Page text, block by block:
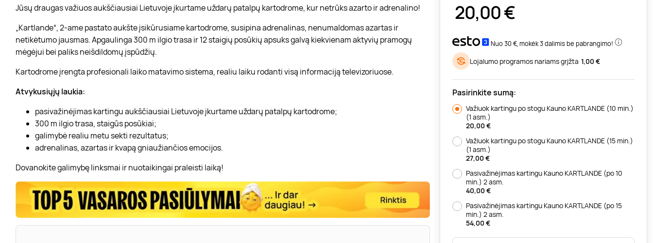
20,00€
Nuo 30 €, mokėk 3 dalimis be pabrangimo!
Lojalumo programos nariams grįžta 1,00 €
Pasirinkite sumą:
Važiuok kartingu po stogu Kauno KARTLANDE (10 min.)
(1 asm.)
20,00 €
Važiuok kartingu po stogu Kauno KARTLANDE (15 min.)
(1 asm.)
27,00 €
Pasivažinėjimas kartingu Kauno KARTLANDE (po 10
min.) 2 asm.
40,00 €
Pasivažinėjimas kartingu Kauno KARTLANDE (po 15
min.) 2 asm.
54,00 €
Jūsų draugas važiuos aukščiausiai Lietuvoje įkurtame uždarų patalpų kartodrome, kur netrūks azarto ir adrenalino!
„Kartlande“, 2-ame pastato aukšte įsikūrusiame kartodrome, susipina adrenalinas, nenumaldomas azartas ir
netikėtumo jausmas. Apgaulinga 300 m ilgio trasa ir 12 staigių posūkių apsuks galvą kiekvienam aktyvių pramogų
mėgėjui bei paliks neišdildomų įspūdžių.
Kartodrome įrengta profesionali laiko matavimo sistema, realiu laiku rodanti visą informaciją televizoriuose.
Atvykusiųjų laukia:
pasivažinėjimas kartingu aukščiausiai Lietuvoje įkurtame uždarų patalpų kartodrome;
300 m ilgio trasa, staigūs posūkiai;
galimybė realiu metu sekti rezultatus;
adrenalinas, azartas ir kvapą gniaužiančios emocijos.
Dovanokite galimybę linksmai ir nuotaikingai praleisti laiką!